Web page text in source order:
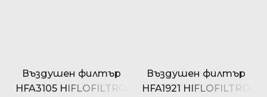
Въздушен филтър
HFA3105 HIFLOFILTRO
Въздушен филтър
HFA1921 HIFLOFILTRO